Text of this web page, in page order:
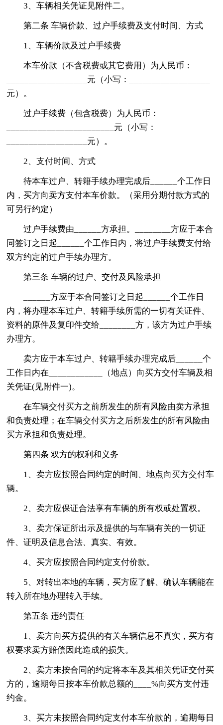
3、车辆相关凭证见附件二。
第二条 车辆价款、过户手续费及支付时间、方式
1、车辆价款及过户手续费
本车价款（不含税费或其它费用）为人民币：
__________________元（小写：__________________
元）。
过户手续费（包含税费）为人民币：
________________________元（小写：
__________________元）。
2、支付时间、方式
待本车过户、转籍手续办理完成后______个工作日
内，买方向卖方支付本车价款。（采用分期付款方式的
可另行约定）
过户手续费由______方承担。________方应于本合
同签订之日起______个工作日内，将过户手续费支付给
双方约定的过户手续办理方。
第三条 车辆的过户、交付及风险承担
______方应于本合同签订之日起______个工作日
内，将办理本车过户、转籍手续所需的一切有关证件、
资料的原件及复印件交给________方，该方为过户手续
办理方。
卖方应于本车过户、转籍手续办理完成后______个
工作日内在____________（地点）向买方交付车辆及相
关凭证(见附件一)。
在车辆交付买方之前所发生的所有风险由卖方承担
和负责处理；在车辆交付买方之后所发生的所有风险由
买方承担和负责处理。
第四条 双方的权利和义务
1、卖方应按照合同约定的时间、地点向买方交付车
辆。
2、卖方应保证合法享有车辆的所有权或处置权。
3、卖方保证所出示及提供的与车辆有关的一切证
件、证明及信息合法、真实、有效。
4、买方应按照合同约定支付价款。
5、对转出本地的车辆，买方应了解、确认车辆能在
转入所在地办理转入手续。
第五条 违约责任
1、卖方向买方提供的有关车辆信息不真实，买方有
权要求卖方赔偿因此造成的损失。
2、卖方未按合同的约定将本车及其相关凭证交付买
方的，逾期每日按本车价款总额的____%向买方支付违
约金。
3、买方未按照合同约定支付本车价款的，逾期每日